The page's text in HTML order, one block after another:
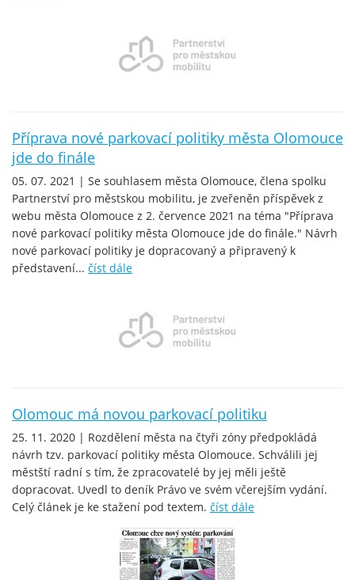
Příprava nové parkovací politiky města Olomouce
jde do finále
05. 07. 2021 | Se souhlasem města Olomouce, člena spolku
Partnerství pro městskou mobilitu, je zveřeněn příspěvek z
webu města Olomouce z 2. července 2021 na téma "Příprava
nové parkovací politiky města Olomouce jde do finále." Návrh
nové parkovací politiky je dopracovaný a připravený k
představení... číst dále
Olomouc má novou parkovací politiku
25. 11. 2020 | Rozdělení města na čtyři zóny předpokládá
návrh tzv. parkovací politiky města Olomouce. Schválili jej
městští radní s tím, že zpracovatelé by jej měli ještě
dopracovat. Uvedl to deník Právo ve svém včerejším vydání.
Celý článek je ke stažení pod textem. číst dále